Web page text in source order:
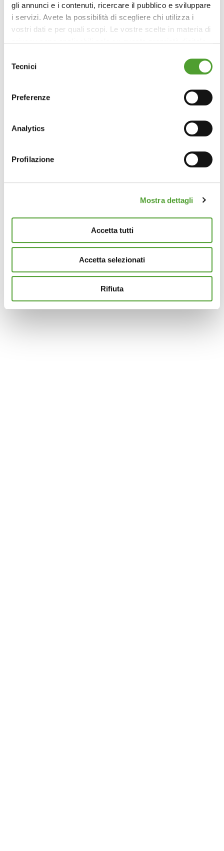
gli annunci e i contenuti, ricercare il pubblico e sviluppare
i servizi. Avete la possibilità di scegliere chi utilizza i
vostri dati e per quali scopi. Le vostre scelte in materia di
modificare o revocare il proprio consenso in qualsiasi
momento dalla Dichiarazione sui cookie o facendo clic
raccogliere informazioni sulla tua posizione
geografica, con un'approssimazione di qualche
Identificare il tuo dispositivo, scansionandolo
Approfondisci come vengono elaborati i tuoi dati personali
Questo sito utilizza cookie analytics e di profilazione di
terze parti per assicurarti la migliore esperienza di
navigazione possibile e inviarti pubblicità in linea con le
cookie utilizzati e su come è possibile modificare le
delTecnici
Preferenze
Analytics
Profilazione
Mostra dettagli
Accetta tutti
Accetta selezionati
Rifiuta